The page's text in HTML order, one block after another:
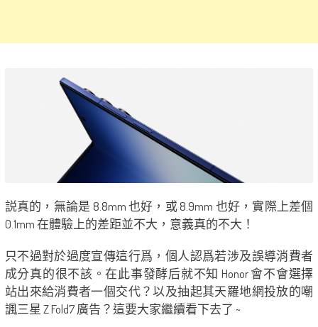
説真的，無論是 8.8mm 也好，或 8.9mm 也好，實際上差個
0.1mm 在體驗上的差距並不大，意義真的不大！
只不過對於過度宣傳這行爲，個人認爲若涉及誤導消費者
成分真的很不該。在此事發酵后就不知 Honor 會不會選擇
站出來給消費者一個交代？以及抽起其天羅地網投放的嘲
諷三星 Z Fold7 廣告？這要大家繼續看下去了 ~